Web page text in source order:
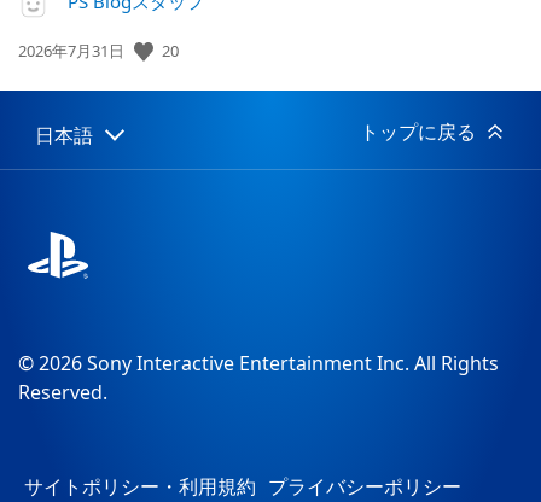
公
日:
2026年7月31日 20
Select
a
Current
region:
日本語 トップに戻る
© 2026 Sony Interactive Entertainment Inc. All Rights
Reserved.
サイトポリシー・利用規約 プライバシーポリシー